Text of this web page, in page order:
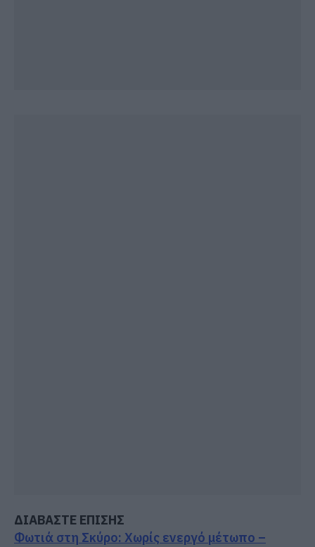
ΔΙΑΒΑΣΤΕ ΕΠΙΣΗΣ
Φωτιά στη Σκύρο: Χωρίς ενεργό μέτωπο –